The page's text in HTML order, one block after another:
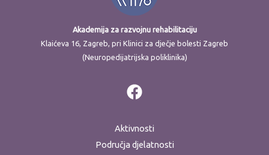
Akademija za razvojnu rehabilitaciju
Klaićeva 16, Zagreb, pri Klinici za dječje bolesti Zagreb
(Neuropedijatrijska poliklinika)
Aktivnosti
Područja djelatnosti